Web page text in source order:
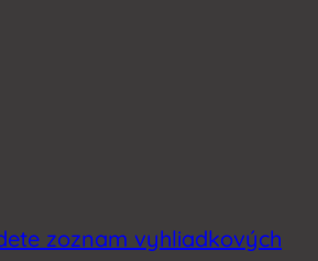
zoznam vyhliadkových